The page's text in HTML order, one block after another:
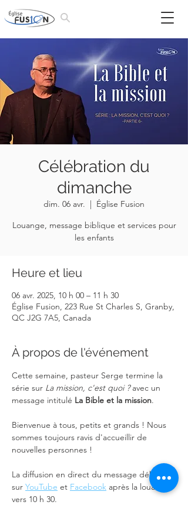
Célébration du
dimanche
dim. 06 avr.
  |
Église Fusion
Louange, message biblique et services pour
les enfants
Heure et lieu
06 avr. 2025, 10 h 00 – 11 h 30
Église Fusion, 223 Rue St Charles S, Granby,
QC J2G 7A5, Canada
À propos de l'événement
Cette semaine, pasteur Serge termine la
série sur La mission, c'est quoi ? avec un
message intitulé La Bible et la mission.
Bienvenue à tous, petits et grands ! Nous
sommes toujours ravis d'accueillir de
nouvelles personnes !
La diffusion en direct du message débutera
sur YouTube et Facebook après la louange
vers 10 h 30.